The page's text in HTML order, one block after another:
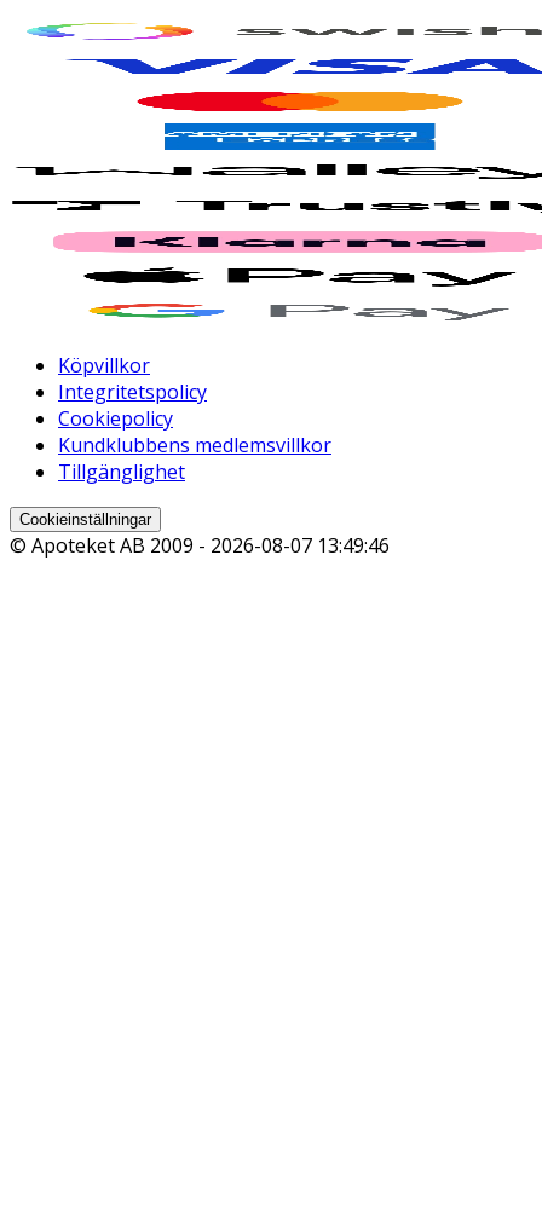
Köpvillkor
Integritetspolicy
Cookiepolicy
Kundklubbens medlemsvillkor
Tillgänglighet
Cookieinställningar
© Apoteket AB 2009 - 2026-08-07 13:49:46